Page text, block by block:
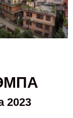
2023